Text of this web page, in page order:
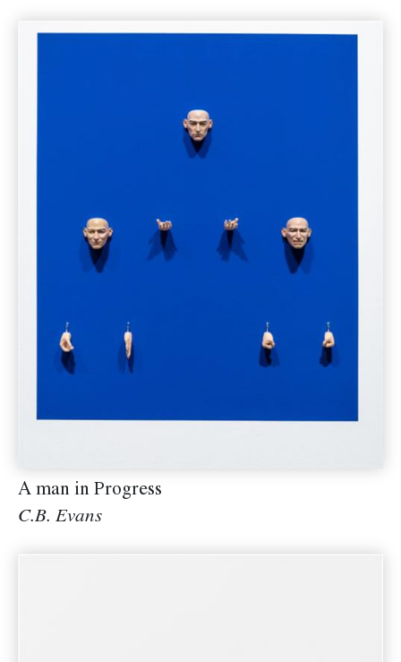
A man in Progress
C.B. Evans